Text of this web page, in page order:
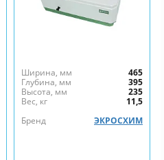
Ширина, мм
465
Глубина, мм
395
Высота, мм
235
Вес, кг
11,5
Бренд
ЭКРОСХИМ